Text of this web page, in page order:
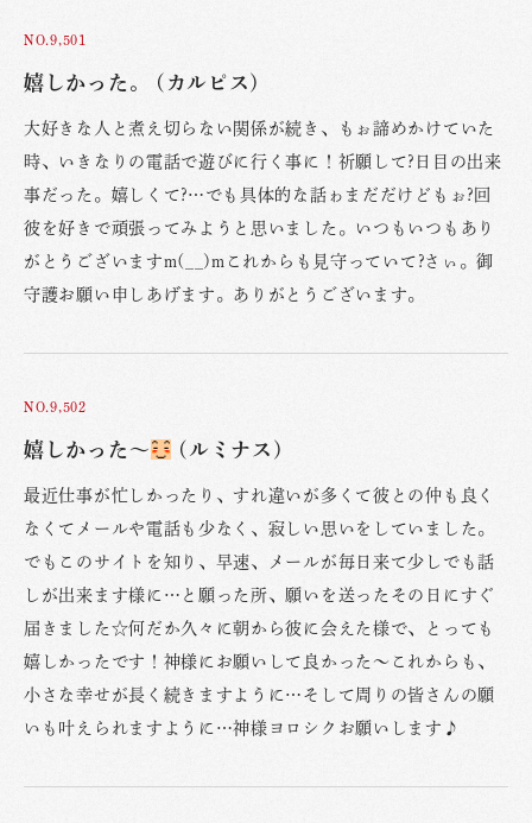
NO.9,501
嬉しかった。 (カルピス)
大好きな人と煮え切らない関係が続き、もぉ諦めかけていた
時、いきなりの電話で遊びに行く事に！祈願して?日目の出来
事だった。嬉しくて?…でも具体的な話ゎまだだけどもぉ?回
彼を好きで頑張ってみようと思いました。いつもいつもあり
がとうございますm(__)mこれからも見守っていて?さぃ。御
守護お願い申しあげます。ありがとうございます。
NO.9,502
嬉しかった〜 (ルミナス)
最近仕事が忙しかったり、すれ違いが多くて彼との仲も良く
なくてメールや電話も少なく、寂しい思いをしていました。
でもこのサイトを知り、早速、メールが毎日来て少しでも話
しが出来ます様に…と願った所、願いを送ったその日にすぐ
届きました☆何だか久々に朝から彼に会えた様で、とっても
嬉しかったです！神様にお願いして良かった〜これからも、
小さな幸せが長く続きますように…そして周りの皆さんの願
いも叶えられますように…神様ヨロシクお願いします♪